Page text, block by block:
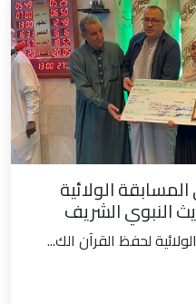
الولائية
النبوي الشريف
لحفظ القرآن الك...